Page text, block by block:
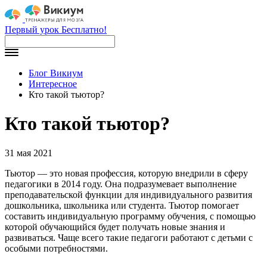
Первый урок Бесплатно!
Блог Викиум
Интересное
Кто такой тьютор?
Кто такой тьютор?
31 мая 2021
Тьютор — это новая профессия, которую внедрили в сферу
педагогики в 2014 году. Она подразумевает выполнение
преподавательской функции для индивидуального развития
дошкольника, школьника или студента. Тьютор помогает
составить индивидуальную программу обучения, с помощью
которой обучающийся будет получать новые знания и
развиваться. Чаще всего такие педагоги работают с детьми с
особыми потребностями.